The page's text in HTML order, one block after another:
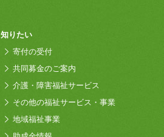
知りたい
寄付の受付
共同募金のご案内
介護・障害福祉サービス
その他の福祉サービス・事業
地域福祉事業